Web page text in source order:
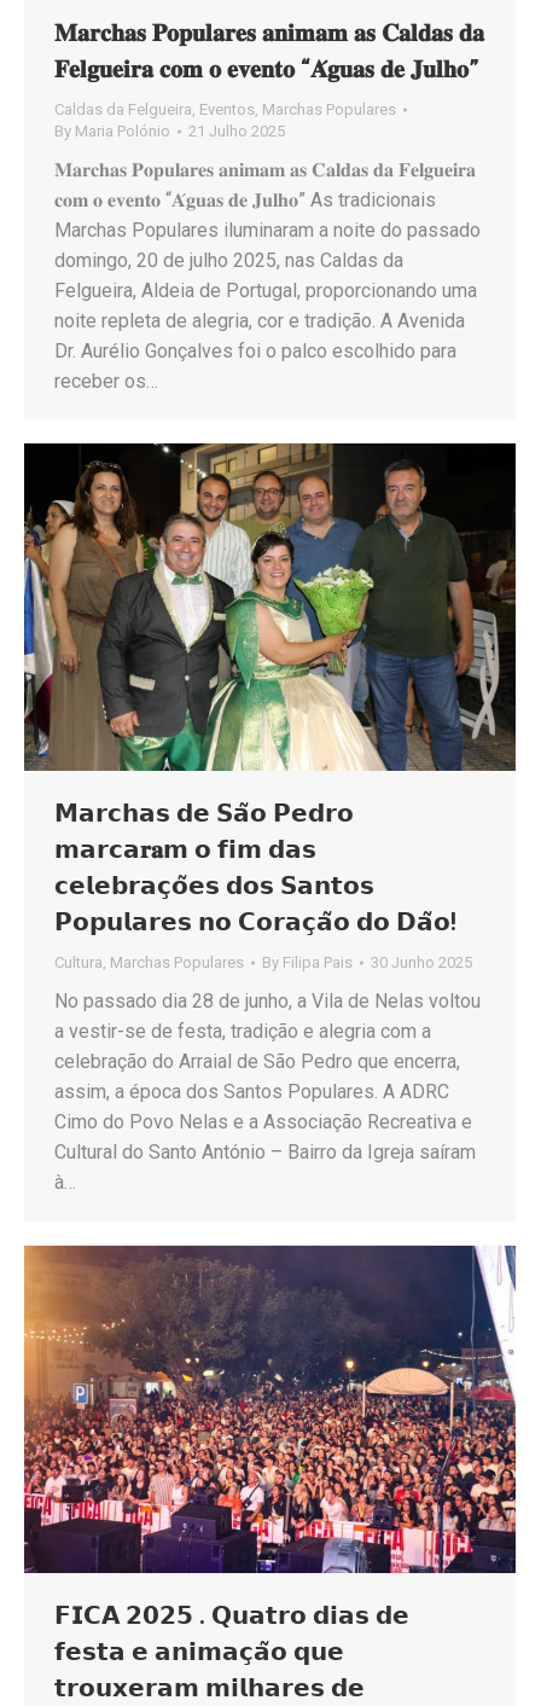
𝐌𝐚𝐫𝐜𝐡𝐚𝐬 𝐏𝐨𝐩𝐮𝐥𝐚𝐫𝐞𝐬 𝐚𝐧𝐢𝐦𝐚𝐦 𝐚𝐬 𝐂𝐚𝐥𝐝𝐚𝐬 𝐝𝐚
𝐅𝐞𝐥𝐠𝐮𝐞𝐢𝐫𝐚 𝐜𝐨𝐦 𝐨 𝐞𝐯𝐞𝐧𝐭𝐨 “𝐀́𝐠𝐮𝐚𝐬 𝐝𝐞 𝐉𝐮𝐥𝐡𝐨”
Caldas da Felgueira Eventos Marchas Populares
By Maria Polónio 21 Julho 2025
𝐌𝐚𝐫𝐜𝐡𝐚𝐬 𝐏𝐨𝐩𝐮𝐥𝐚𝐫𝐞𝐬 𝐚𝐧𝐢𝐦𝐚𝐦 𝐚𝐬 𝐂𝐚𝐥𝐝𝐚𝐬 𝐝𝐚 𝐅𝐞𝐥𝐠𝐮𝐞𝐢𝐫𝐚
𝐜𝐨𝐦 𝐨 𝐞𝐯𝐞𝐧𝐭𝐨 “𝐀́𝐠𝐮𝐚𝐬 𝐝𝐞 𝐉𝐮𝐥𝐡𝐨” As tradicionais
Marchas Populares iluminaram a noite do passado
domingo, 20 de julho 2025, nas Caldas da
Felgueira, Aldeia de Portugal, proporcionando uma
noite repleta de alegria, cor e tradição. A Avenida
Dr. Aurélio Gonçalves foi o palco escolhido para
receber os…
𝗠𝗮𝗿𝗰𝗵𝗮𝘀 𝗱𝗲 𝗦𝗮̃𝗼 𝗣𝗲𝗱𝗿𝗼
𝗺𝗮𝗿𝗰𝗮𝐫𝐚𝗺 𝗼 𝗳𝗶𝗺 𝗱𝗮𝘀
𝗰𝗲𝗹𝗲𝗯𝗿𝗮𝗰̧𝗼̃𝗲𝘀 𝗱𝗼𝘀 𝗦𝗮𝗻𝘁𝗼𝘀
𝗣𝗼𝗽𝘂𝗹𝗮𝗿𝗲𝘀 𝗻𝗼 𝗖𝗼𝗿𝗮𝗰̧𝗮̃𝗼 𝗱𝗼 𝗗𝗮̃𝗼!
Cultura, Marchas Populares By Filipa Pais 30 Junho 2025
No passado dia 28 de junho, a Vila de Nelas voltou
a vestir-se de festa, tradição e alegria com a
celebração do Arraial de São Pedro que encerra,
assim, a época dos Santos Populares. A ADRC
Cimo do Povo Nelas e a Associação Recreativa e
Cultural do Santo António – Bairro da Igreja saíram
à…
𝗙𝗜𝗖𝗔 𝟮𝟬𝟮𝟱 . 𝗤𝘂𝗮𝘁𝗿𝗼 𝗱𝗶𝗮𝘀 𝗱𝗲
𝗳𝗲𝘀𝘁𝗮 𝗲 𝗮𝗻𝗶𝗺𝗮𝗰̧𝗮̃𝗼 𝗾𝘂𝗲
𝘁𝗿𝗼𝘂𝘅𝗲𝗿𝗮𝗺 𝗺𝗶𝗹𝗵𝗮𝗿𝗲𝘀 𝗱𝗲